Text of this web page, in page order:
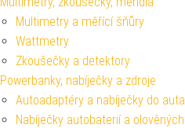
Multimetry a měřící šňůry
Wattmetry
Zkoušečky a detektory
Powerbanky, nabíječky a zdroje
Autoadaptéry a nabíječky do auta
Nabíječky autobaterií a olověných